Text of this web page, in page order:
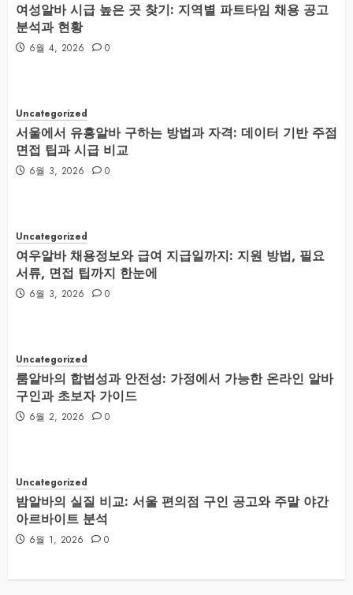
여성알바 시급 높은 곳 찾기: 지역별 파트타임 채용 공고
분석과 현황
6월 4, 2026 0
Uncategorized
서울에서 유흥알바 구하는 방법과 자격: 데이터 기반 주점
면접 팁과 시급 비교
6월 3, 2026 0
Uncategorized
여우알바 채용정보와 급여 지급일까지: 지원 방법, 필요
서류, 면접 팁까지 한눈에
6월 3, 2026 0
Uncategorized
룸알바의 합법성과 안전성: 가정에서 가능한 온라인 알바
구인과 초보자 가이드
6월 2, 2026 0
Uncategorized
밤알바의 실질 비교: 서울 편의점 구인 공고와 주말 야간
아르바이트 분석
6월 1, 2026 0